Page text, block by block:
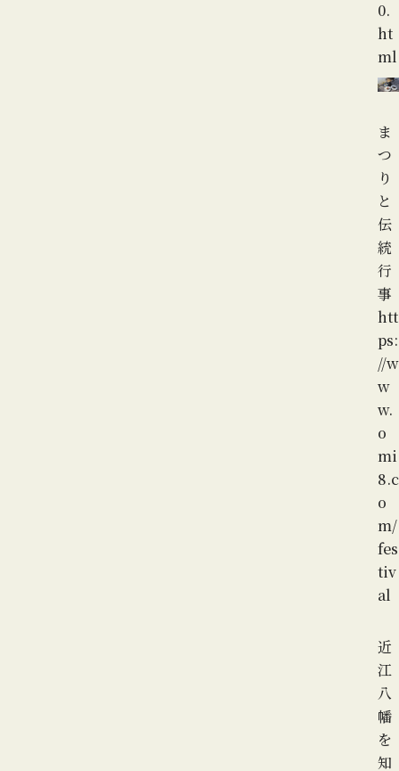
0.
ht
ml
ま
つ
り
と
伝
統
行
事
htt
ps:
//w
w
w.
o
mi
8.c
o
m/
fes
tiv
al
近
江
八
幡
を
知